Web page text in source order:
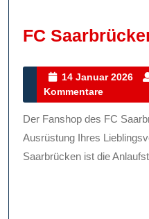
FC
14 Januar 2026
14
Kommentare
Der Fanshop des FC Saarbrücken: Holen Sie sich die
Ausrüstung Ihres
Saarbrücken ist die